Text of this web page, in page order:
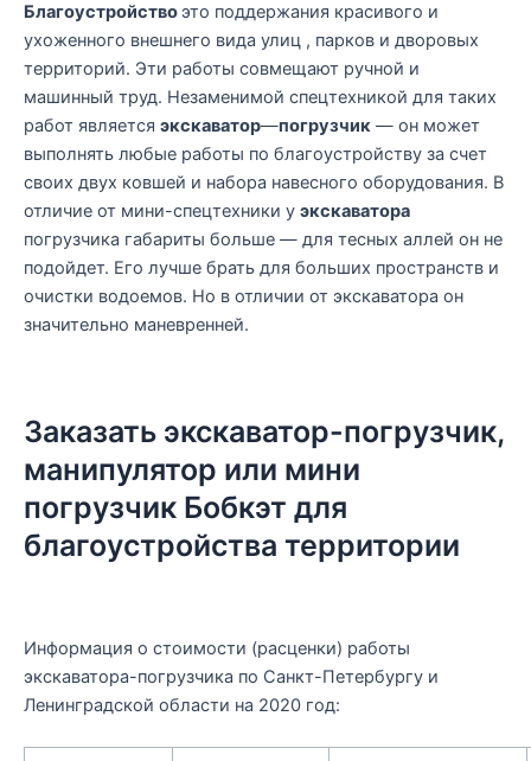
Благоустройствоэто поддержания красивого и
ухоженного внешнего вида улиц , парков и дворовых
территорий. Эти работы совмещают ручной и
машинный труд. Незаменимой спецтехникой для таких
работ является экскаватор—погрузчик — он может
выполнять любые работы по благоустройству за счет
своих двух ковшей и набора навесного оборудования. В
отличие от мини-спецтехники у экскаватора
погрузчика габариты больше — для тесных аллей он не
подойдет. Его лучше брать для больших пространств и
очистки водоемов. Но в отличии от экскаватора он
значительно маневренней.
Заказать экскаватор-погрузчик,
манипулятор или мини
погрузчик Бобкэт для
благоустройства территории
Информация о стоимости (расценки) работы
экскаватора-погрузчика по Санкт-Петербургу и
Ленинградской области на 2020 год: